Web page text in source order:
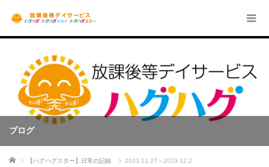
ブログ
ホーム 【ハグハグスター】日常の記録 2023.11.27～2023.12.2